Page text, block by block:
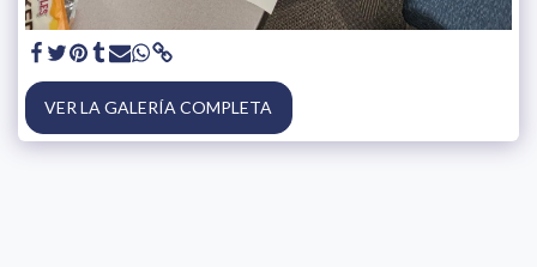
VER LA GALERÍA COMPLETA